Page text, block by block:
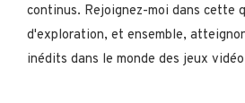
continus. Rejoignez-moi dans cette
d'exploration, et ensemble,
inédits dans le monde des jeux